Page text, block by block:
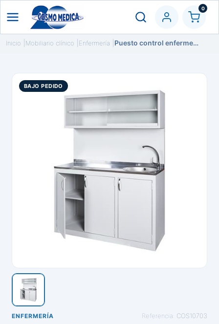
0
Inicio Mobiliario clínico Enfermería Puesto control enfermería. Elegir modelo
BAJO PEDIDO
ENFERMERÍA Referencia: COS10703